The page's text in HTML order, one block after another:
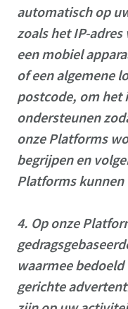
automatisch op
zoals het IP-adres
een mobiel
of een algemene
postcode, om het
ondersteunen
onze Platforms
begrijpen en
Platforms kunnen
4. Op onze
waarmee
gerichte